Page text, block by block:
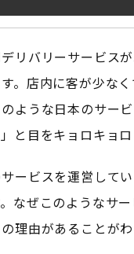
リバリーサービス
。店内に客が少な
ような日本のサー
と目をキョロキョ
ービスを運営して
なぜこのようなサ
理由があることがわ